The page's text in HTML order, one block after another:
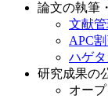
論文の執筆
文献
APC
ハゲタ
研究成果の
オー